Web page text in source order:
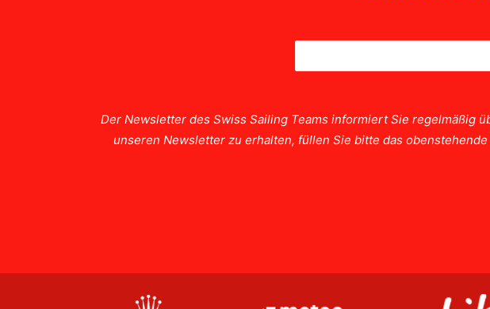
Der Newsletter des Swiss Sailing Teams informiert Sie regelmäßig
unseren Newsletter zu erhalten, füllen Sie bitte das